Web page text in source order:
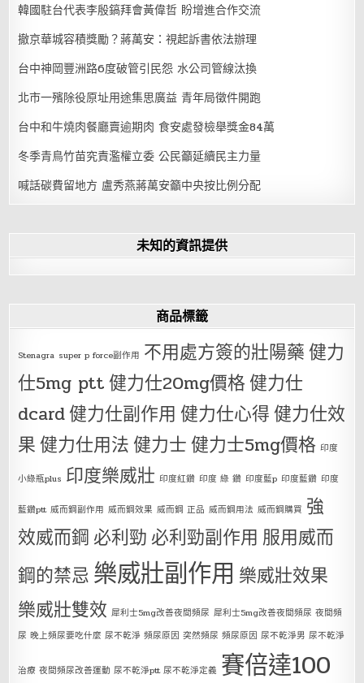
韓國駐台代表李殷鎬拜會黃偉哲 盼增進合作交流
撤京華城容積獎勵？蔣萬安：視起訴書依法辦理
台中神岡豐洲路6度破管引民怨 水公司管線汰換
北市一殯除役原址用途集思廣益 青年局徵件開跑
台中和牛燒肉餐廳賣逾期肉 食安處發檢舉獎金84萬
冬季青鳥竹苗究責濫權立委 公民籲延續民主力量
喊話碳費留地方 盧秀燕蔣萬安籲中央按比例分配
未知的資訊提供
商品標籤
Stenagra super p force副作用 不用處方簽的壯陽藥健力
仕5mg ptt健力仕20mg價格健力仕
dcard健力仕副作用 健力仕心得健力仕效
果健力仕用法健力士健力士5mg價格 印度
小綠瓶plus 印度樂威壯 印度紅鑽 印度 綠 鑽 印度藍p 印度藍鑽 印度
藍鑽ptt 威而鋼副作用 威而鋼效果 威而鋼 正品 威而鋼用法 威而鋼購買 強
效威而鋼 必利勁 必利勁副作用 服用威而
鋼的禁忌 樂威壯副作用 樂威壯效果
樂威壯雙效 犀利士5mg改善夜間頻尿 犀利士5mg改善夜間頻尿 夜間頻
尿 晚上頻尿要吃什麼 尿不乾淨 頻尿原因 突然頻尿 頻尿原因 尿不乾淨男 尿不乾淨
治療 夜間頻尿改善運動 尿不乾淨ptt 尿不乾淨定義 賽倍達100